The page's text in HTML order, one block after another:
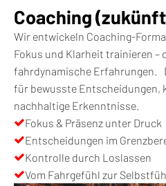
Coaching
Wir entwickeln Coaching-
Fokus und Klarheit trainieren –
fahrdynamische Erfahrungen.
für bewusste Entscheidungen,
nachhaltige Erkenntnisse.
Fokus & Präsenz unter Druck
Entscheidungen im
Kontrolle durch Loslassen
Vom Fahrgefühl zur